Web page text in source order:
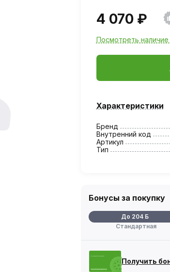
4 070 ₽
Посмотреть наличие
Характеристики
Бренд
Внутренний код
Артикул
Тип
Бонусы за покупку
До 204 Б
Стандартная
Получить